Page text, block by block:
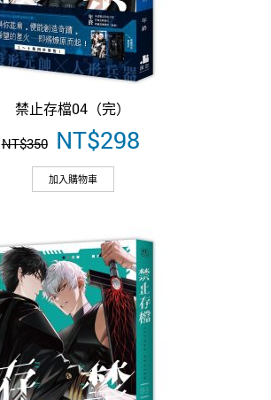
禁止存檔04（完）
NT$350 原
始
價
格：
NT$298
加入購物車